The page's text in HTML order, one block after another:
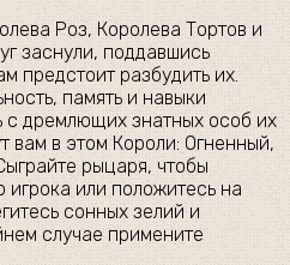
Роз, Королева Тортов и
заснули, поддавшись
предстоит разбудить их.
память и навыки
с дремлющих знатных особ их
вам в этом Короли: Огненный,
рыцаря, чтобы
игрока или положитесь на
сонных зелий и
случае примените